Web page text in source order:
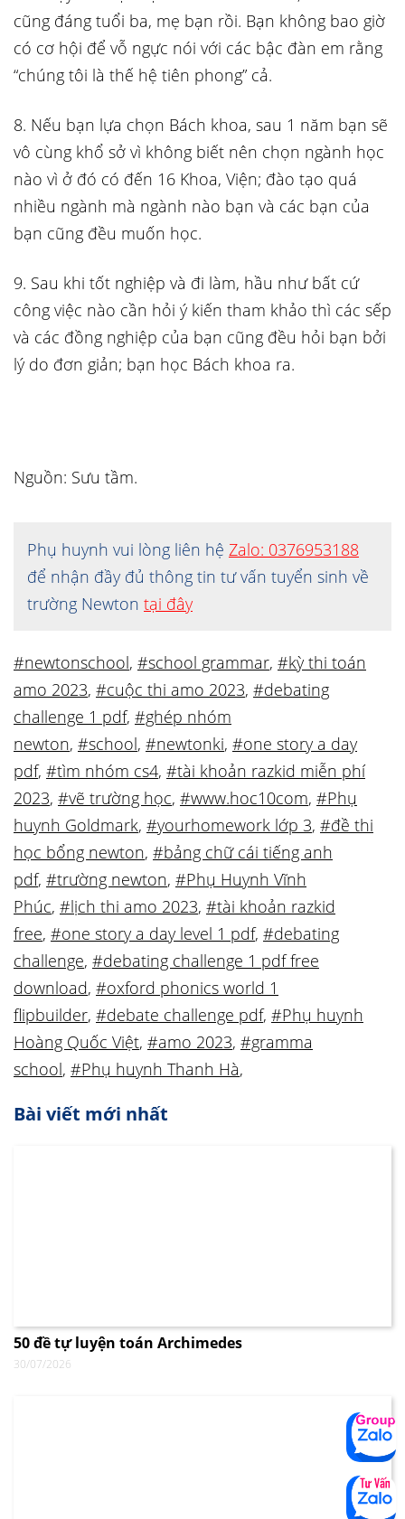
cũng đáng tuổi ba, mẹ bạn rồi. Bạn không bao giờ
có cơ hội để vỗ ngực nói với các bậc đàn em rằng
“chúng tôi là thế hệ tiên phong” cả.
8. Nếu bạn lựa chọn Bách khoa, sau 1 năm bạn sẽ
vô cùng khổ sở vì không biết nên chọn ngành học
nào vì ở đó có đến 16 Khoa, Viện; đào tạo quá
nhiều ngành mà ngành nào bạn và các bạn của
bạn cũng đều muốn học.
9. Sau khi tốt nghiệp và đi làm, hầu như bất cứ
công việc nào cần hỏi ý kiến tham khảo thì các sếp
và các đồng nghiệp của bạn cũng đều hỏi bạn bởi
lý do đơn giản; bạn học Bách khoa ra.
Nguồn: Sưu tầm.
Phụ huynh vui lòng liên hệ Zalo: 0376953188
để nhận đầy đủ thông tin tư vấn tuyển sinh về
trường Newton tại đây
#newtonschool, #school grammar, #kỳ thi toán
amo 2023, #cuộc thi amo 2023, #debating
challenge 1 pdf, #ghép nhóm
newton, #school, #newtonki, #one story a day
pdf, #tìm nhóm cs4, #tài khoản razkid miễn phí
2023, #vẽ trường học, #www.hoc10com, #Phụ
huynh Goldmark, #yourhomework lớp 3, #đề thi
học bổng newton, #bảng chữ cái tiếng anh
pdf, #trường newton, #Phụ Huynh Vĩnh
Phúc, #lịch thi amo 2023, #tài khoản razkid
free, #one story a day level 1 pdf, #debating
challenge, #debating challenge 1 pdf free
download, #oxford phonics world 1
flipbuilder, #debate challenge pdf, #Phụ huynh
Hoàng Quốc Việt, #amo 2023, #gramma
school, #Phụ huynh Thanh Hà,
Bài viết mới nhất
50 đề tự luyện toán Archimedes
30/07/2026